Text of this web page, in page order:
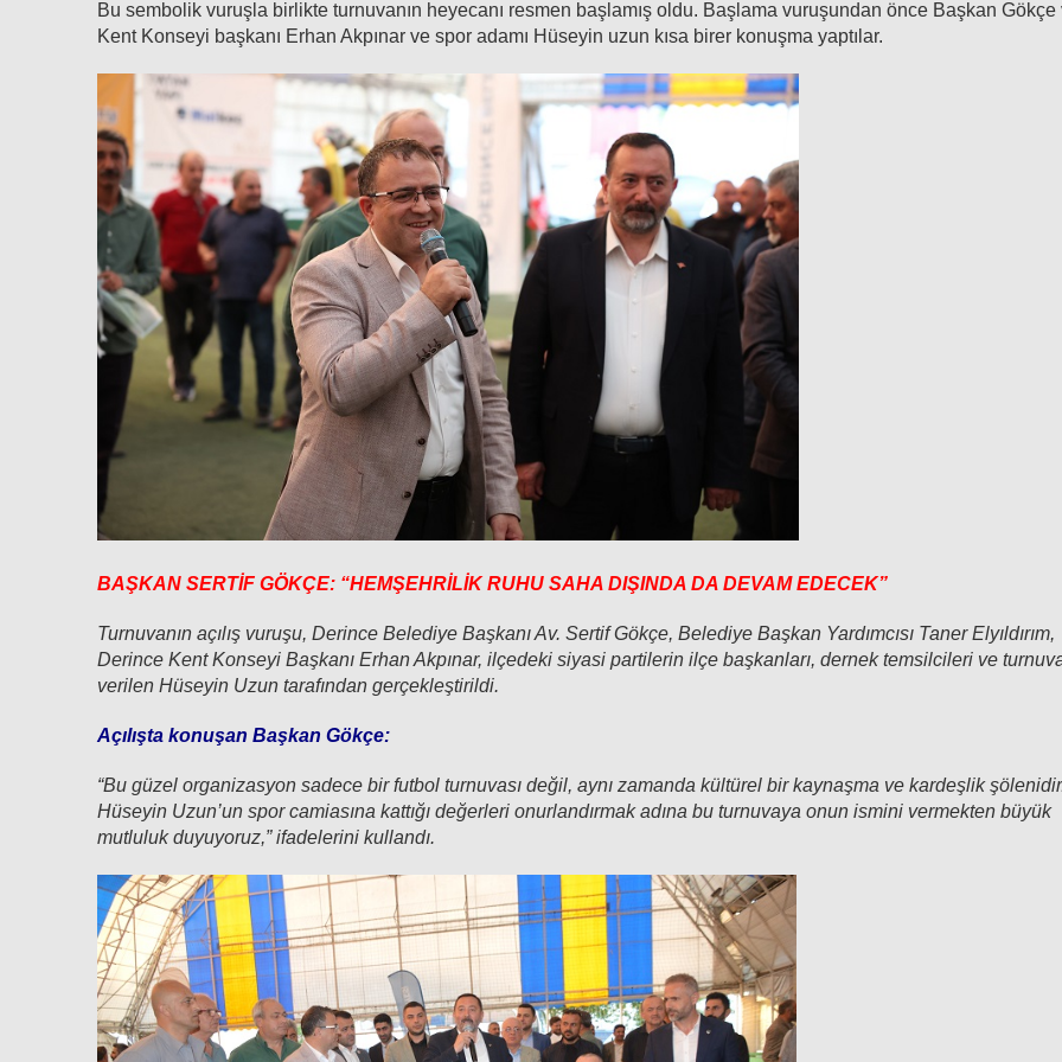
Bu sembolik vuruşla birlikte turnuvanın heyecanı resmen başlamış oldu. Başlama vuruşundan önce Başkan Gökçe
Kent Konseyi başkanı Erhan Akpınar ve spor adamı Hüseyin uzun kısa birer konuşma yaptılar.
BAŞKAN SERTİF GÖKÇE: “HEMŞEHRİLİK RUHU SAHA DIŞINDA DA DEVAM EDECEK”
Turnuvanın açılış vuruşu, Derince Belediye Başkanı Av. Sertif Gökçe, Belediye Başkan Yardımcısı Taner Elyıldırım,
Derince Kent Konseyi Başkanı Erhan Akpınar, ilçedeki siyasi partilerin ilçe başkanları, dernek temsilcileri ve
verilen Hüseyin Uzun tarafından gerçekleştirildi.
Açılışta konuşan Başkan Gökçe:
“Bu güzel organizasyon sadece bir futbol turnuvası değil, aynı zamanda kültürel bir kaynaşma ve kardeşlik
Hüseyin Uzun’un spor camiasına kattığı değerleri onurlandırmak adına bu turnuvaya onun ismini vermekten büyük
mutluluk duyuyoruz,” ifadelerini kullandı.